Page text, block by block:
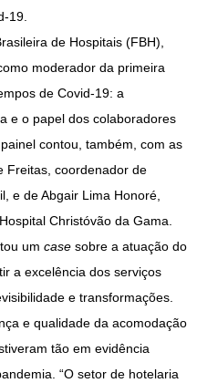
19.
de Hospitais (FBH),
moderador da primeira
de Covid-19: a
e o papel dos colaboradores
contou, também, com as
Freitas, coordenador de
e de Abgair Lima Honoré,
Christóvão da Gama.
um case sobre a atuação do
a excelência dos serviços
e transformações.
e qualidade da acomodação
tão em evidência
“O setor de hotelaria